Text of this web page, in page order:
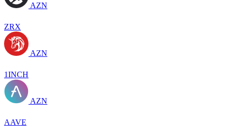
AZN
ZRX
AZN
1INCH
AZN
AAVE